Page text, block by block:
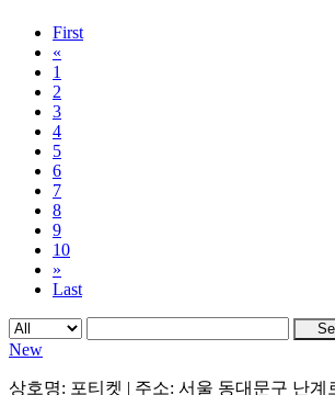
First
«
1
2
3
4
5
6
7
8
9
10
»
Last
New
상호명: 포티켓 | 주소: 서울 동대문구 난계